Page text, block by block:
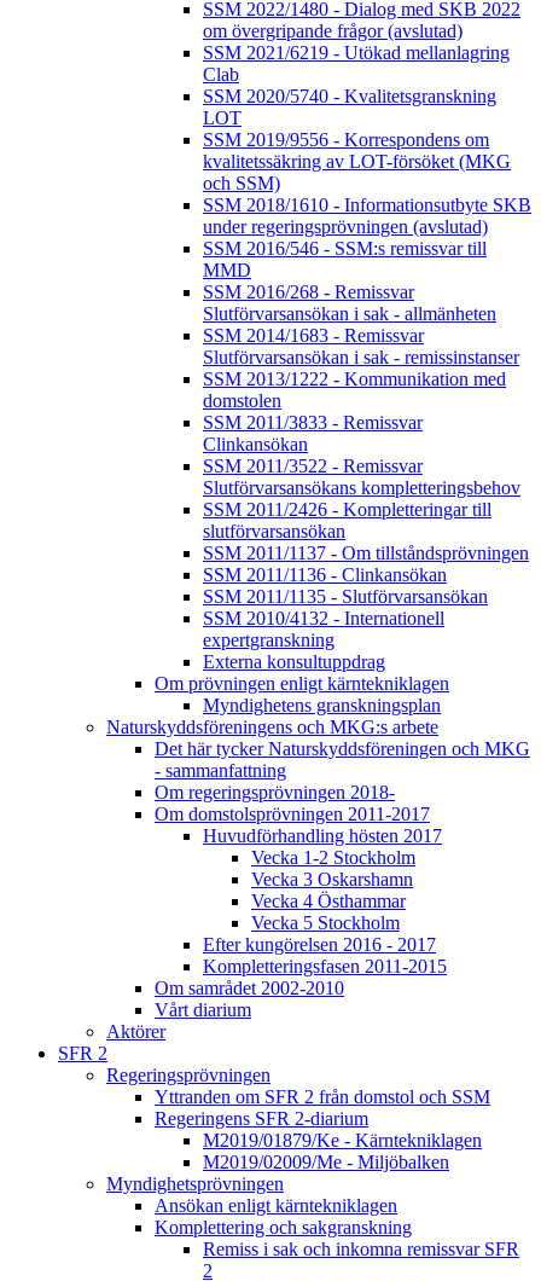
SSM 2022/1480 - Dialog med SKB 2022
om övergripande frågor (avslutad)
SSM 2021/6219 - Utökad mellanlagring
Clab
SSM 2020/5740 - Kvalitetsgranskning
LOT
SSM 2019/9556 - Korrespondens om
kvalitetssäkring av LOT-försöket (MKG
och SSM)
SSM 2018/1610 - Informationsutbyte SKB
under regeringsprövningen (avslutad)
SSM 2016/546 - SSM:s remissvar till
MMD
SSM 2016/268 - Remissvar
Slutförvarsansökan i sak - allmänheten
SSM 2014/1683 - Remissvar
Slutförvarsansökan i sak - remissinstanser
SSM 2013/1222 - Kommunikation med
domstolen
SSM 2011/3833 - Remissvar
Clinkansökan
SSM 2011/3522 - Remissvar
Slutförvarsansökans kompletteringsbehov
SSM 2011/2426 - Kompletteringar till
slutförvarsansökan
SSM 2011/1137 - Om tillståndsprövningen
SSM 2011/1136 - Clinkansökan
SSM 2011/1135 - Slutförvarsansökan
SSM 2010/4132 - Internationell
expertgranskning
Externa konsultuppdrag
Om prövningen enligt kärntekniklagen
Myndighetens granskningsplan
Naturskyddsföreningens och MKG:s arbete
Det här tycker Naturskyddsföreningen och MKG
- sammanfattning
Om regeringsprövningen 2018-
Om domstolsprövningen 2011-2017
Huvudförhandling hösten 2017
Vecka 1-2 Stockholm
Vecka 3 Oskarshamn
Vecka 4 Östhammar
Vecka 5 Stockholm
Efter kungörelsen 2016 - 2017
Kompletteringsfasen 2011-2015
Om samrådet 2002-2010
Vårt diarium
Aktörer
SFR 2
Regeringsprövningen
Yttranden om SFR 2 från domstol och SSM
Regeringens SFR 2-diarium
M2019/01879/Ke - Kärntekniklagen
M2019/02009/Me - Miljöbalken
Myndighetsprövningen
Ansökan enligt kärntekniklagen
Komplettering och sakgranskning
Remiss i sak och inkomna remissvar SFR
2